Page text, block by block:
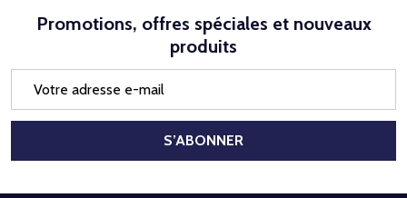
Promotions, offres spéciales et nouveaux
produits
mail
S’ABONNER